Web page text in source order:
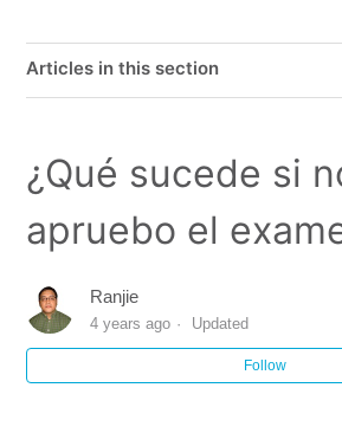
Articles in this section
¿Tienen cursos en español?
¿Qué sucede si no apruebo el
¿Qué materiales de estudio se
¿Cuánto tiempo tengo para completar
¿Qué sucede si
apruebo el
Ranjie
4 years ago Updated
Follow